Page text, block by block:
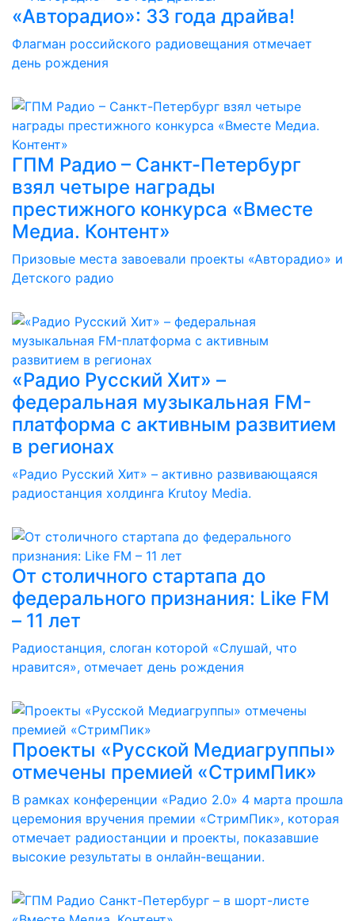
«Авторадио»: 33 года драйва!
Флагман российского радиовещания отмечает
день рождения
ГПМ Радио – Санкт-Петербург
взял четыре награды
престижного конкурса «Вместе
Медиа. Контент»
Призовые места завоевали проекты «Авторадио» и
Детского радио
«Радио Русский Хит» –
федеральная музыкальная FM-
платформа с активным развитием
в регионах
«Радио Русский Хит» – активно развивающаяся
радиостанция холдинга Krutoy Media.
От столичного стартапа до
федерального признания: Like FM
– 11 лет
Радиостанция, слоган которой «Слушай, что
нравится», отмечает день рождения
Проекты «Русской Медиагруппы»
отмечены премией «СтримПик»
В рамках конференции «Радио 2.0» 4 марта прошла
церемония вручения премии «СтримПик», которая
отмечает радиостанции и проекты, показавшие
высокие результаты в онлайн-вещании.